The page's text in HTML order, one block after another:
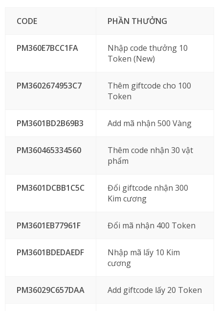
CODE PHẦN THƯỞNG
PM360E7BCC1FA
Nhập code thưởng 10
Token (New)
PM3602674953C7
Thêm giftcode cho 100
Token
PM3601BD2B69B3 Add mã nhận 500 Vàng
PM360465334560
Thêm code nhận 30 vật
phẩm
PM3601DCBB1C5C
Đổi giftcode nhận 300
Kim cương
PM3601EB77961F Đổi mã nhận 400 Token
PM3601BDEDAEDF
Nhập mã lấy 10 Kim
cương
PM36029C657DAA Add giftcode lấy 20 Token